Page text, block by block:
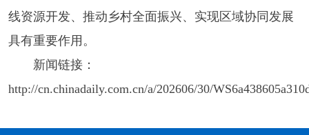
线资源开发、推动乡村全面振兴、实现区域协同发展
具有重要作用。
新闻链接：
http://cn.chinadaily.com.cn/a/202606/30/